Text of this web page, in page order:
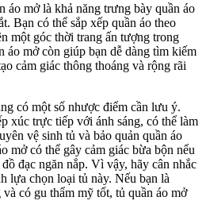
áo mở là khả năng trưng bày quần áo
Bạn có thể sắp xếp quần áo theo
một góc thời trang ấn tượng trong
áo mở còn giúp bạn dễ dàng tìm kiếm
cảm giác thông thoáng và rộng rãi
có một số nhược điểm cần lưu ý.
xúc trực tiếp với ánh sáng, có thể làm
vệ sinh tủ và bảo quản quần áo
mở có thể gây cảm giác bừa bộn nếu
đạc ngăn nắp. Vì vậy, hãy cân nhắc
lựa chọn loại tủ này. Nếu bạn là
có gu thẩm mỹ tốt, tủ quần áo mở